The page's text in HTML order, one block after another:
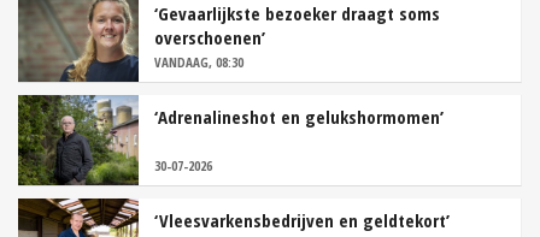
‘Gevaarlijkste bezoeker draagt soms
overschoenen’
VANDAAG, 08:30
‘Adrenalineshot en gelukshormomen’
30-07-2026
‘Vleesvarkensbedrijven en geldtekort’